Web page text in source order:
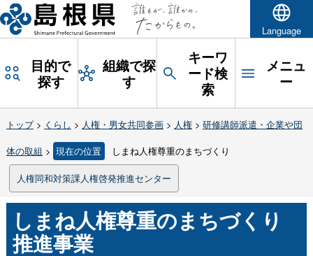
Language
目的で
探す
組織で探
す
キーワ
ード検
索
メニュ
ー
トップ> くらし > 人権・男女共同参画> 人権> 研修講師派遣・企業や団
体の取組 > 現在の位置 しまね人権尊重のまちづくり
人権同和対策課人権啓発推進センター
しまね人権尊重のまちづくり
推進事業